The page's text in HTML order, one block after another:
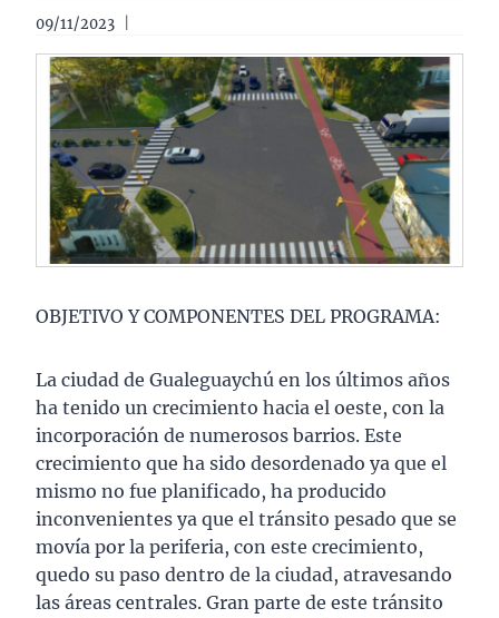
09/11/2023
OBJETIVO Y COMPONENTES DEL PROGRAMA:
La ciudad de Gualeguaychú en los últimos años
ha tenido un crecimiento hacia el oeste, con la
incorporación de numerosos barrios. Este
crecimiento que ha sido desordenado ya que el
mismo no fue planificado, ha producido
inconvenientes ya que el tránsito pesado que se
movía por la periferia, con este crecimiento,
quedo su paso dentro de la ciudad, atravesando
las áreas centrales. Gran parte de este tránsito